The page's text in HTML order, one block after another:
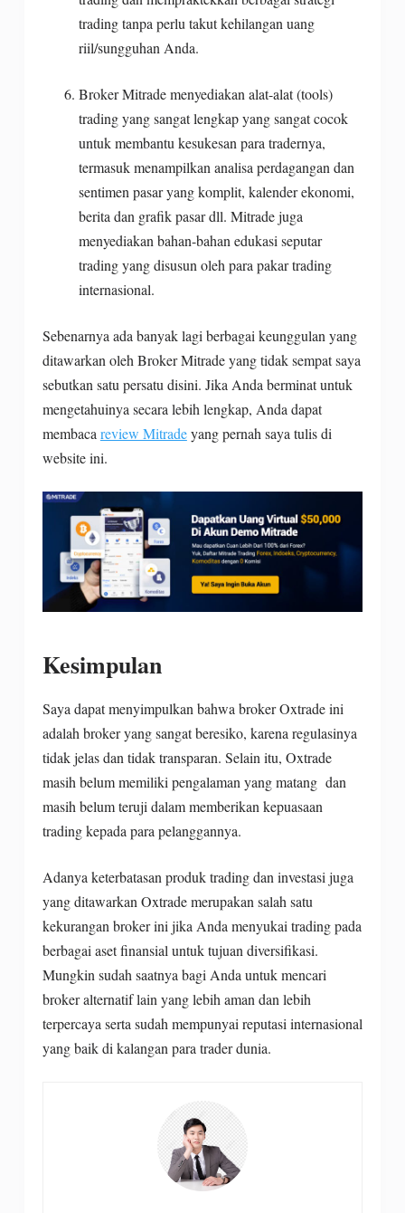
trading tanpa perlu takut kehilangan uang
riil/sungguhan Anda.
Broker Mitrade menyediakan alat-alat (tools)
trading yang sangat lengkap yang sangat cocok
untuk membantu kesukesan para tradernya,
termasuk menampilkan analisa perdagangan dan
sentimen pasar yang komplit, kalender ekonomi,
berita dan grafik pasar dll. Mitrade juga
menyediakan bahan-bahan edukasi seputar
trading yang disusun oleh para pakar trading
internasional.
Sebenarnya ada banyak lagi berbagai keunggulan yang
ditawarkan oleh Broker Mitrade yang tidak sempat saya
sebutkan satu persatu disini. Jika Anda berminat untuk
mengetahuinya secara lebih lengkap, Anda dapat
membaca review Mitradeyang pernah saya tulis di
website ini.
Kesimpulan
Saya dapat menyimpulkan bahwa broker Oxtrade ini
adalah broker yang sangat beresiko, karena regulasinya
tidak jelas dan tidak transparan. Selain itu, Oxtrade
masih belum memiliki pengalaman yang matang dan
masih belum teruji dalam memberikan kepuasaan
trading kepada para pelanggannya.
Adanya keterbatasan produk trading dan investasi juga
yang ditawarkan Oxtrade merupakan salah satu
kekurangan broker ini jika Anda menyukai trading pada
berbagai aset finansial untuk tujuan diversifikasi.
Mungkin sudah saatnya bagi Anda untuk mencari
broker alternatif lain yang lebih aman dan lebih
terpercaya serta sudah mempunyai reputasi internasional
yang baik di kalangan para trader dunia.
DISCLAIMER: Trading saham, forex, komoditas, obligasi,
dana, dan instrumen keuangan atau cryptocurrency lainnya
adalah perilaku berisiko tinggi. Risiko ini termasuk
kehilangan sebagian atau seluruh modal Anda, sehingga
trading tidak cocok untuk semua investor. Tanggung jawab
dan segala keputusan ada pada Anda sendiri. Informasi
disajikan sebaik mungkin, namun tidak menjamin 100%
keakurasian. Kami tidak menjamin kualitas materi promosi
Kebijakan Privasi|Tentang Kami
Copyright @2021 Easylabur All rights reserved.